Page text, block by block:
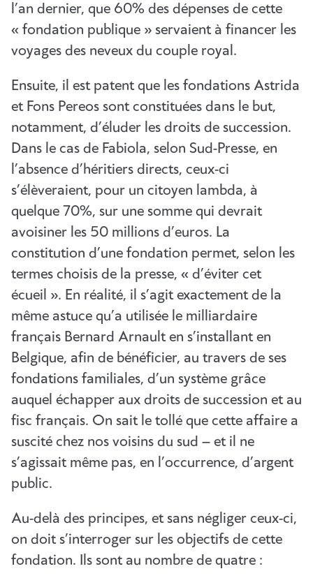
l’an dernier, que 60% des dépenses de cette
« fondation publique » servaient à financer les
voyages des neveux du couple royal.
Ensuite, il est patent que les fondations Astrida
et Fons Pereos sont constituées dans le but,
notamment, d’éluder les droits de succession.
Dans le cas de Fabiola, selon Sud-Presse, en
l’absence d’héritiers directs, ceux-ci
s’élèveraient, pour un citoyen lambda, à
quelque 70%, sur une somme qui devrait
avoisiner les 50 millions d’euros. La
constitution d’une fondation permet, selon les
termes choisis de la presse, « d’éviter cet
écueil ». En réalité, il s’agit exactement de la
même astuce qu’a utilisée le milliardaire
français Bernard Arnault en s’installant en
Belgique, afin de bénéficier, au travers de ses
fondations familiales, d’un système grâce
auquel échapper aux droits de succession et au
fisc français. On sait le tollé que cette affaire a
suscité chez nos voisins du sud – et il ne
s’agissait même pas, en l’occurrence, d’argent
public.
Au-delà des principes, et sans négliger ceux-ci,
on doit s’interroger sur les objectifs de cette
fondation. Ils sont au nombre de quatre :